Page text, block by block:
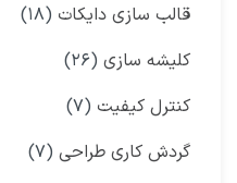
قالب سازی دایکات (۱۸)
کلیشه سازی (۲۶)
کنترل کیفیت (۷)
گردش کاری طراحی (۷)